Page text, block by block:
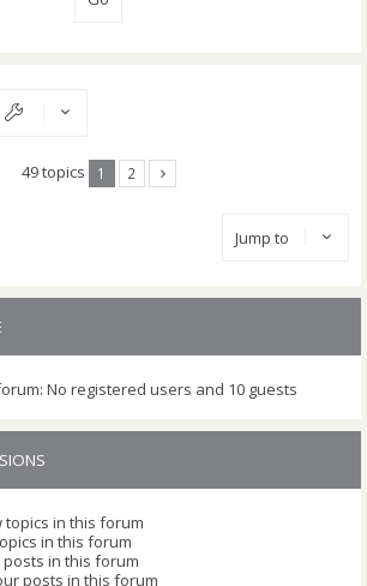
49 topics 1 2
Jump to
No registered users and 10 guests
topics in this forum
in this forum
in this forum
posts in this forum